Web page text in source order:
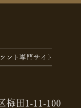
梅田1-11-100